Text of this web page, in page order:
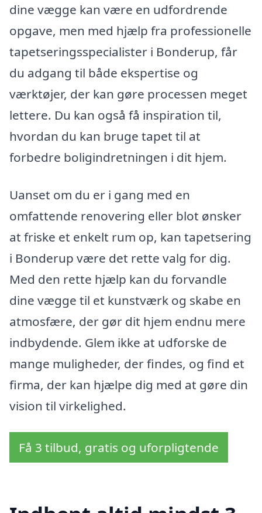
dine vægge kan være en udfordrende
opgave, men med hjælp fra professionelle
tapetseringsspecialister i Bonderup, får
du adgang til både ekspertise og
værktøjer, der kan gøre processen meget
lettere. Du kan også få inspiration til,
hvordan du kan bruge tapet til at
forbedre boligindretningen i dit hjem.
Uanset om du er i gang med en
omfattende renovering eller blot ønsker
at friske et enkelt rum op, kan tapetsering
i Bonderup være det rette valg for dig.
Med den rette hjælp kan du forvandle
dine vægge til et kunstværk og skabe en
atmosfære, der gør dit hjem endnu mere
indbydende. Glem ikke at udforske de
mange muligheder, der findes, og find et
firma, der kan hjælpe dig med at gøre din
vision til virkelighed.
Få 3 tilbud, gratis og uforpligtende